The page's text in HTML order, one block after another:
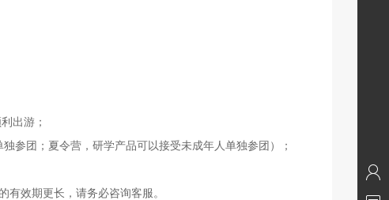
出游；
参团；夏令营，研学产品可以接受未成年人单独参团）；
效期更长，请务必咨询客服。